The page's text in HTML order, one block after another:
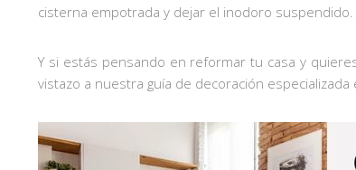
cisterna empotrada y dejar el inodoro suspendido.
Y si estás pensando en reformar tu casa y
vistazo a nuestra guía de decoración especializada